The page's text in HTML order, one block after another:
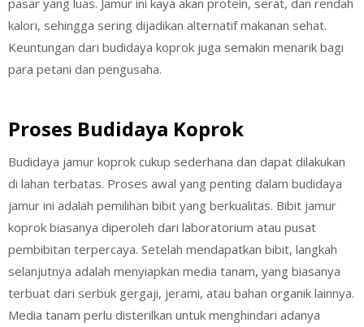
pasar yang luas. Jamur ini kaya akan protein, serat, dan rendah
kalori, sehingga sering dijadikan alternatif makanan sehat.
Keuntungan dari budidaya koprok juga semakin menarik bagi
para petani dan pengusaha.
Proses Budidaya Koprok
Budidaya jamur koprok cukup sederhana dan dapat dilakukan
di lahan terbatas. Proses awal yang penting dalam budidaya
jamur ini adalah pemilihan bibit yang berkualitas. Bibit jamur
koprok biasanya diperoleh dari laboratorium atau pusat
pembibitan terpercaya. Setelah mendapatkan bibit, langkah
selanjutnya adalah menyiapkan media tanam, yang biasanya
terbuat dari serbuk gergaji, jerami, atau bahan organik lainnya.
Media tanam perlu disterilkan untuk menghindari adanya